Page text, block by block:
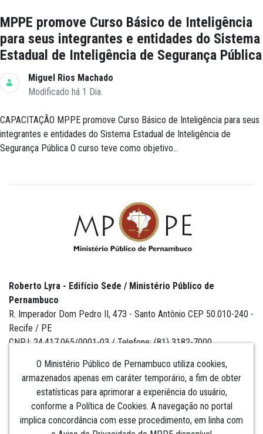
MPPE promove Curso Básico de Inteligência
para seus integrantes e entidades do Sistema
Estadual de Inteligência de Segurança Pública
Miguel Rios Machado
Modificado há 1 Dia.
CAPACITAÇÃO MPPE promove Curso Básico de Inteligência para seus
integrantes e entidades do Sistema Estadual de Inteligência de
Segurança Pública O curso teve como objetivo...
O Ministério Público de Pernambuco utiliza cookies,
armazenados apenas em caráter temporário, a fim de obter
estatísticas para aprimorar a experiência do usuário,
conforme a Política de Cookies. A navegação no portal
implica concordância com esse procedimento, em linha com
Roberto Lyra - Edifício Sede / Ministério Público de
Pernambuco
R. Imperador Dom Pedro II, 473 - Santo Antônio CEP 50.010-240 -
Recife / PE
CNPJ: 24.417.065/0001-03 / Telefone: (81) 3182-7000
Institucional
Comunicação